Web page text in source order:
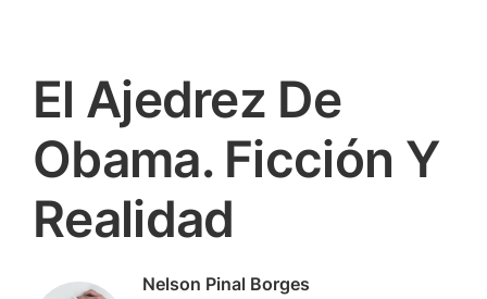
El Ajedrez De
Obama. Ficción Y
Realidad
Nelson Pinal Borges